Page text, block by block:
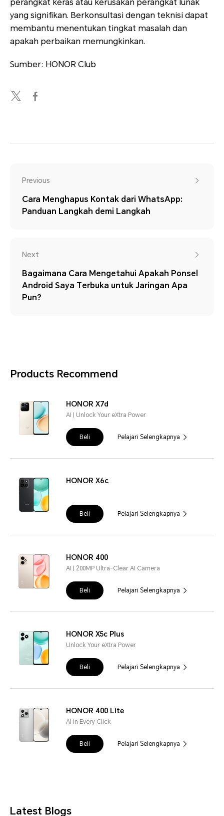
perangkat keras atau kerusakan perangkat lunak
yang signifikan. Berkonsultasi dengan teknisi dapat
membantu menentukan tingkat masalah dan
apakah perbaikan memungkinkan.
Sumber: HONOR Club
Previous
Cara Menghapus Kontak dari WhatsApp:
Panduan Langkah demi Langkah
Next
Bagaimana Cara Mengetahui Apakah Ponsel
Android Saya Terbuka untuk Jaringan Apa
Pun?
Products Recommend
HONOR X7d
AI | Unlock Your eXtra Power
Beli Pelajari Selengkapnya
HONOR X6c
Beli Pelajari Selengkapnya
HONOR 400
AI | 200MP Ultra-Clear AI Camera
Beli Pelajari Selengkapnya
HONOR X5c Plus
Unlock Your eXtra Power
Beli Pelajari Selengkapnya
HONOR 400 Lite
AI in Every Click
Beli Pelajari Selengkapnya
Latest Blogs